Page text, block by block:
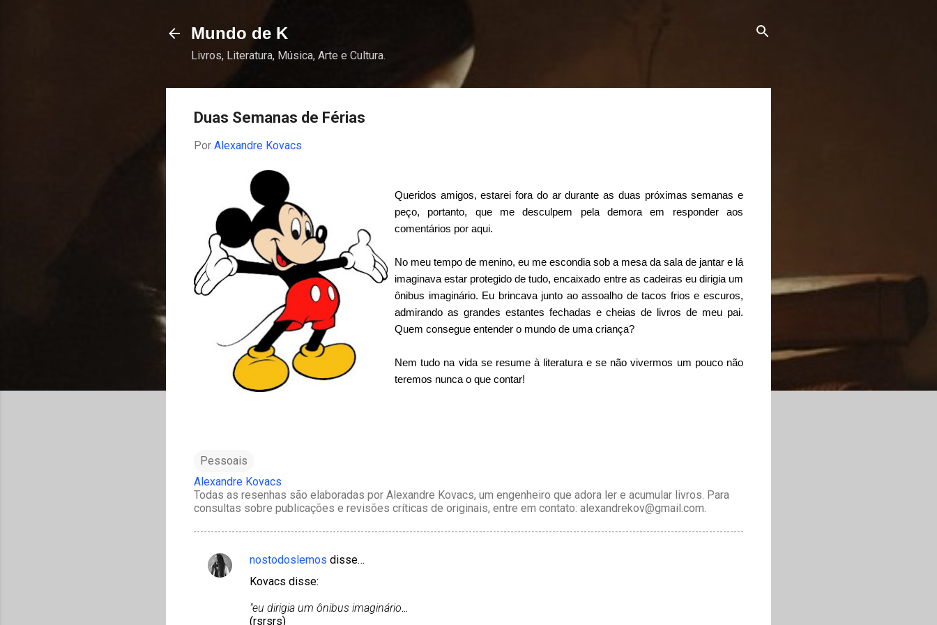
Mundo de K
Livros, Literatura, Música, Arte e Cultura.
Duas Semanas de Férias
Por Alexandre Kovacs
Queridos amigos, estarei fora do ar durante as duas próximas semanas e
peço, portanto, que me desculpem pela demora em responder aos
comentários por aqui.
No meu tempo de menino, eu me escondia sob a mesa da sala de jantar e lá
imaginava estar protegido de tudo, encaixado entre as cadeiras eu dirigia um
ônibus imaginário. Eu brincava junto ao assoalho de tacos frios e escuros,
admirando as grandes estantes fechadas e cheias de livros de meu pai.
Quem consegue entender o mundo de uma criança?
Nem tudo na vida se resume à literatura e se não vivermos um pouco não
teremos nunca o que contar!
Pessoais
Alexandre Kovacs
Todas as resenhas são elaboradas por Alexandre Kovacs, um engenheiro que adora ler e acumular livros. Para
consultas sobre publicações e revisões críticas de originais, entre em contato: alexandrekov@gmail.com.
C
nostodoslemos disse…
Kovacs disse:
"eu dirigia um ônibus imaginário...
(rsrsrs)